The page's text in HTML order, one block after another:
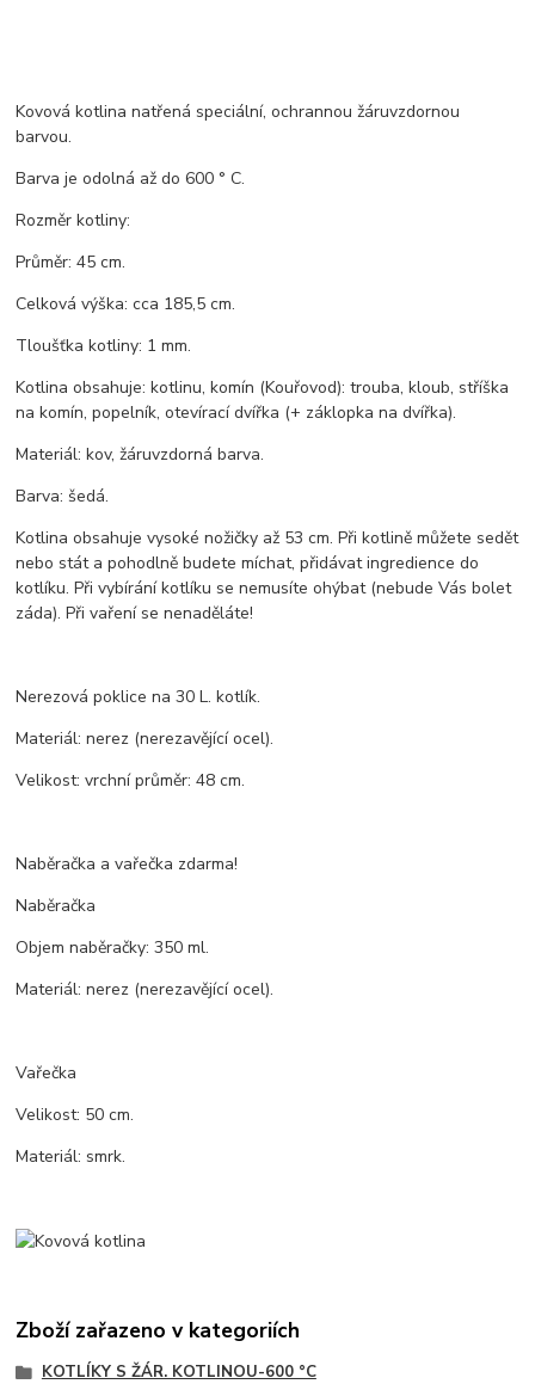
Kovová kotlina natřená speciální, ochrannou žáruvzdornou
barvou.
Barva je odolná až do 600 ° C.
Rozměr kotliny:
Průměr: 45 cm.
Celková výška: cca 185,5 cm.
Tloušťka kotliny: 1 mm.
Kotlina obsahuje: kotlinu, komín (Kouřovod): trouba, kloub, stříška
na komín, popelník, otevírací dvířka (+ záklopka na dvířka).
Materiál: kov, žáruvzdorná barva.
Barva: šedá.
Kotlina obsahuje vysoké nožičky až 53 cm. Při kotlině můžete sedět
nebo stát a pohodlně budete míchat, přidávat ingredience do
kotlíku. Při vybírání kotlíku se nemusíte ohýbat (nebude Vás bolet
záda). Při vaření se nenaděláte!
Nerezová poklice na 30 L. kotlík.
Materiál: nerez (nerezavějící ocel).
Velikost: vrchní průměr: 48 cm.
Naběračka a vařečka zdarma!
Naběračka
Objem naběračky: 350 ml.
Materiál: nerez (nerezavějící ocel).
Vařečka
Velikost: 50 cm.
Materiál: smrk.
Zboží zařazeno v kategoriích
KOTLÍKY S ŽÁR. KOTLINOU-600 °C